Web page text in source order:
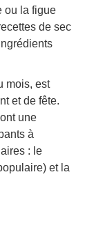
ou la figue
de sec
mois, est
et de fête.
une
à
: le
et la